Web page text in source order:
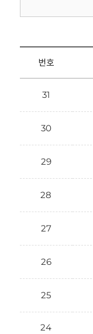
번호
31
30
29
28
27
26
25
24